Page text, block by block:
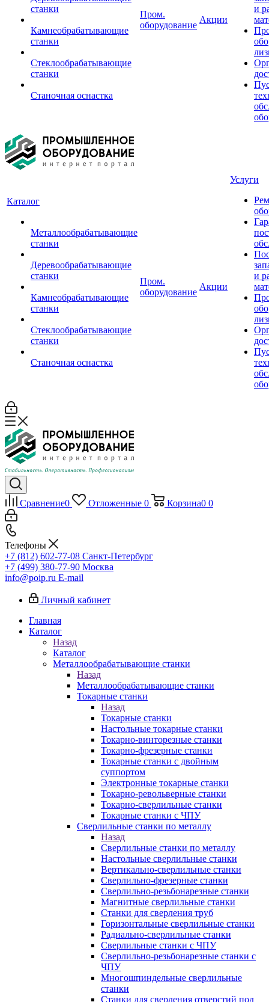
станки
Камнеобрабатывающие
станки
Стеклообрабатывающие
станки
Станочная оснастка
Пром.
оборудование
Акции
и
Каталог
Металлообрабатывающие
станки
Деревообрабатывающие
станки
Камнеобрабатывающие
станки
Стеклообрабатывающие
станки
Станочная оснастка
Пром.
оборудование
Акции
Услуги
и
Сравнение0 Отложенные 0 Корзина0 0
Телефоны
+7 (812) 602-77-08 Санкт-Петербург
+7 (499) 380-77-90 Москва
info@poip.ru E-mail
Личный кабинет
Главная
Каталог
Назад
Каталог
Металлообрабатывающие станки
Назад
Металлообрабатывающие станки
Токарные станки
Назад
Токарные станки
Настольные токарные станки
Токарно-винторезные станки
Токарно-фрезерные станки
Токарные станки с двойным
суппортом
Электронные токарные станки
Токарно-револьверные станки
Токарно-сверлильные станки
Токарные станки с ЧПУ
Сверлильные станки по металлу
Назад
Сверлильные станки по металлу
Настольные сверлильные станки
Вертикально-сверлильные станки
Сверлильно-фрезерные станки
Сверлильно-резьбонарезные станки
Магнитные сверлильные станки
Станки для сверления труб
Горизонтальные сверлильные станки
Радиально-сверлильные станки
Сверлильные станки с ЧПУ
Сверлильно-резьбонарезные станки с
ЧПУ
Многошпиндельные сверлильные
станки
Станки для сверления отверстий под